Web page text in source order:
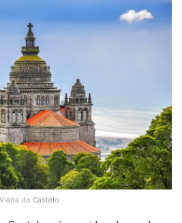
Viana do Castelo